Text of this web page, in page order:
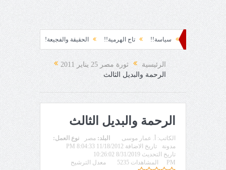
نشوة!! سياسة!! تاج الهرمية!! الحقيقة والفجيعة!! لِقاءُ في المَطَرِ!
المفاجئ!
الرئيسية
ثورة مصر 25 يناير 2011
الرحمة والبديل الثالث
الرحمة والبديل الثالث
الكاتب: أ‌. عمار موسى البلد: مصر
نوع العمل:
مدونة
تاريخ الاضافة 11/18/2012 8:04:33 PM
تاريخ التحديث 8/31/2019 10:26:02
PM
المشاهدات 5235 معدل الترشيح